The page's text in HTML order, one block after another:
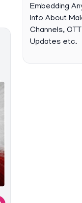
Embedding
Info About
Channels,
Updates etc.